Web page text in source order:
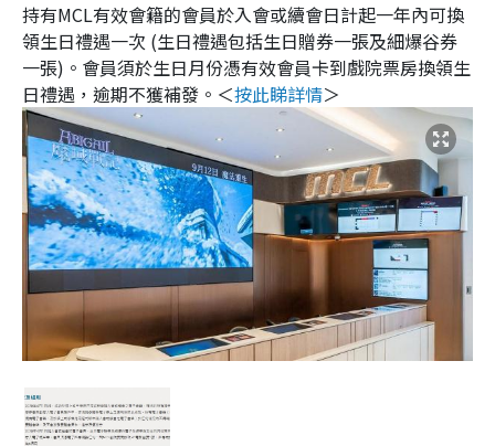
持有MCL有效會籍的會員於入會或續會日計起一年內可換
領生日禮遇一次 (生日禮遇包括生日贈券一張及細爆谷券
一張)。會員須於生日月份憑有效會員卡到戲院票房換領生
日禮遇，逾期不獲補發。＜按此睇詳情＞